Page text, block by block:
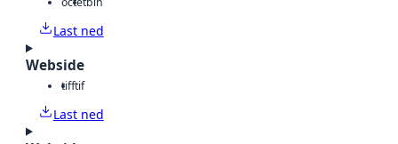
Last ned
Webside
tifftif
Last ned